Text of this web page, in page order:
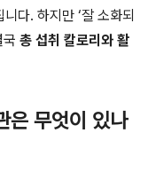
다. 하지만 ‘잘 소화되
국 총 섭취 칼로리와 활
은 무엇이 있나